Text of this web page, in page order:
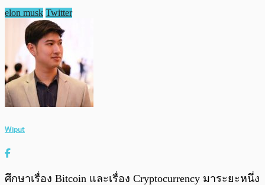
elon musk Twitter
Wiput
ศึกษาเรื่อง Bitcoin และเรื่อง Cryptocurrency มาระยะหนึ่ง